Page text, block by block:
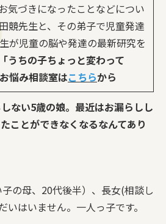
気づきになったことなどについ
競先生と、その弟子で児童発達
が児童の脳や発達の最新研究を
「うちの子ちょっと変わって
悩み相談室はこちらから
ない5歳の娘。最近はお漏らしし
ことができなくなるなんてあり
の母、20代後半）、長女(相談し
いはいません。一人っ子です。